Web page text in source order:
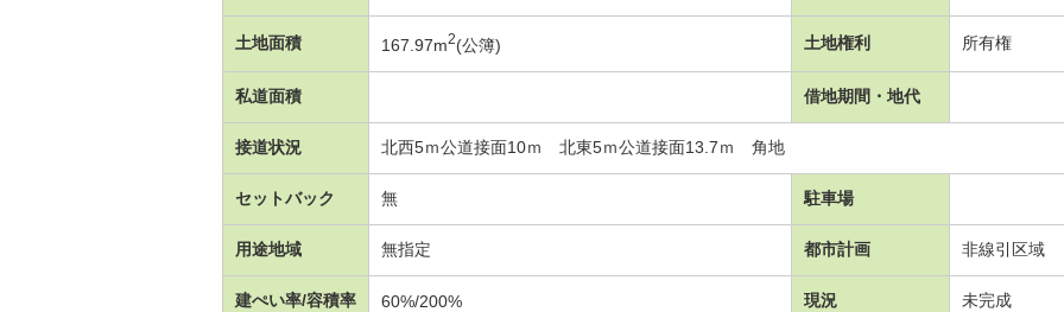
土地面積 167.97m2(公簿) 土地権利 所有権
私道面積 借地期間・地代
接道状況 北西5ｍ公道接面10ｍ 北東5ｍ公道接面13.7ｍ 角地
セットバック 無 駐車場
用途地域 無指定 都市計画 非線引区域
建ぺい率/容積率 60%/200% 現況 未完成